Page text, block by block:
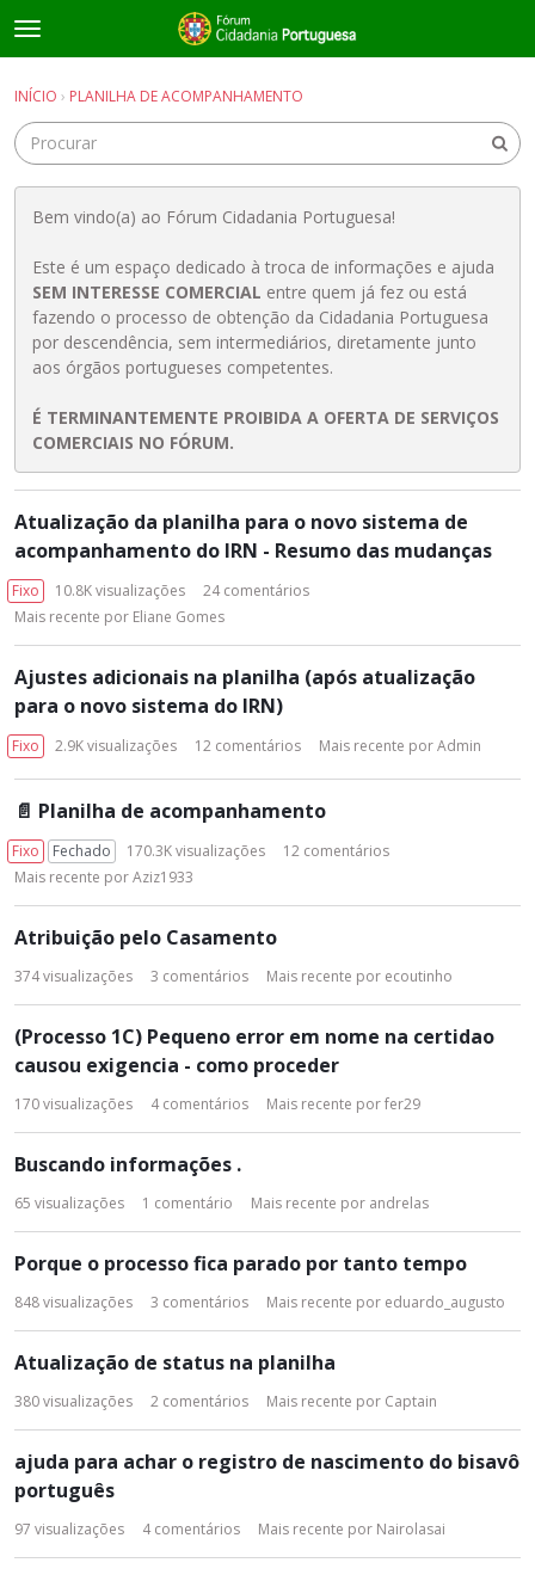
t
o
g
e
m
e
u
Entrar Registrar-se
Guias e Informações Úteis
Entrar · Registrar-se
INÍCIO › PLANILHA DE ACOMPANHAMENTO
Bem vindo(a) ao Fórum Cidadania Portuguesa!
Este é um espaço dedicado à troca de informações e ajuda
SEM INTERESSE COMERCIAL entre quem já fez ou está
fazendo o processo de obtenção da Cidadania Portuguesa
por descendência, sem intermediários, diretamente junto
aos órgãos portugueses competentes.
É TERMINANTEMENTE PROIBIDA A OFERTA DE SERVIÇOS
COMERCIAIS NO FÓRUM.
i
s
t
a
D
i
s
c
s
s
ã
Atualização da planilha para o novo sistema de
acompanhamento do IRN - Resumo das mudanças
Fixo 10.8Kvisualizações 24comentários
Mais recente por Eliane Gomes
Ajustes adicionais na planilha (após atualização
para o novo sistema do IRN)
Fixo 2.9Kvisualizações 12 comentários Mais recente porAdmin
📄 Planilha de acompanhamento
Fixo Fechado 170.3Kvisualizações 12 comentários
Mais recente porAziz1933
Atribuição pelo Casamento
374visualizações 3 comentários Mais recente por ecoutinho
(Processo 1C) Pequeno error em nome na certidao
causou exigencia - como proceder
170visualizações 4comentários Mais recente porfer29
Buscando informações .
65 visualizações 1 comentário Mais recente por andrelas
Porque o processo fica parado por tanto tempo
848visualizações 3 comentários Mais recente por eduardo_augusto
Atualização de status na planilha
380visualizações 2 comentários Mais recente por Captain
ajuda para achar o registro de nascimento do bisavô
português
97 visualizações 4comentários Mais recente por Nairolasai